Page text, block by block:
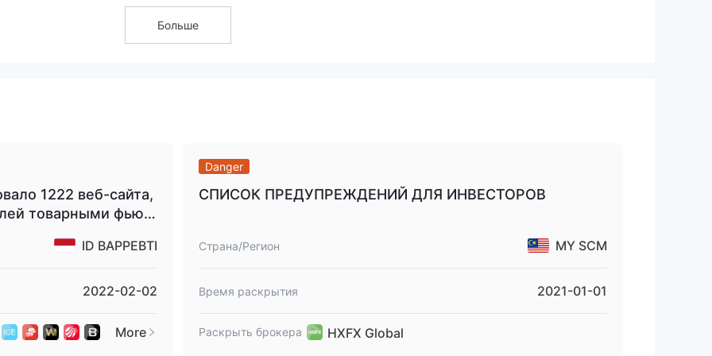
собой прошлые и будущие баллы.
торговых продуктов, в основном форекс (20+ валютных пар,
(минимальный депозит 50 долларов) и старший (минимальный
Больше
1222 веб-сайта,
товарными фьюч
ID BAPPEBTI
2022-02-02
More
Danger
СПИСОК ПРЕДУПРЕЖДЕНИЙ ДЛЯ ИНВЕСТОРОВ
Страна/Регион MY SCM
Время раскрытия 2021-01-01
Раскрыть брокера HXFX Global